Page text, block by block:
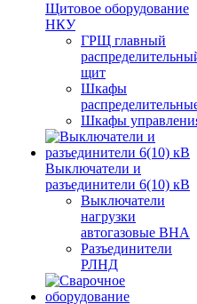
Щитовое оборудование
НКУ
ГРЩ главный
щит
Шкафы
Шкафы
Выключатели и
разъединители 6(10) кВ
Выключатели
нагрузки
автогазовые ВНА
Разъединители
РЛНД